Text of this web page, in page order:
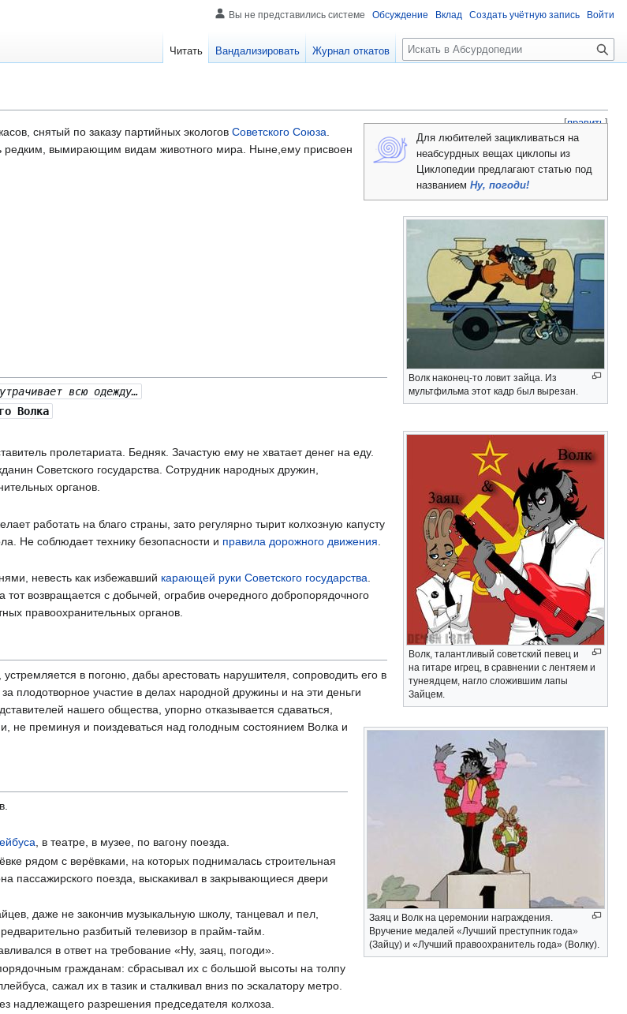
[править]
Для любителей зацикливаться на
неабсурдных вещах циклопы из
Циклопедии предлагают статью под
названием Ну, погоди!
Волк наконец-то ловит зайца. Из
мультфильма этот кадр был вырезан.
снятый по заказу партийных экологов Советского Союза.
редким, вымирающим видам животного мира. Ныне,ему присвоен
всю одежду…
Волка
Волк, талантливый советский певец и
на гитаре игрец, в сравнении с лентяем и
тунеядцем, нагло сложившим лапы
Зайцем.
пролетариата. Бедняк. Зачастую ему не хватает денег на еду.
Советского государства. Сотрудник народных дружин,
органов.
работать на благо страны, зато регулярно тырит колхозную капусту
Не соблюдает технику безопасности и правила дорожного движения
невесть как избежавший карающей руки Советского государства.
возвращается с добычей, ограбив очередного добропорядочного
правоохранительных органов.
Заяц и Волк на церемонии награждения.
Вручение медалей «Лучший преступник года»
(Зайцу) и «Лучший правоохранитель года» (Волку).
в погоню, дабы арестовать нарушителя, сопроводить его в
плодотворное участие в делах народной дружины и на эти деньги
нашего общества, упорно отказывается сдаваться,
не преминуя и поиздеваться над голодным состоянием Волка и
, в театре, в музее, по вагону поезда.
рядом с верёвками, на которых поднималась строительная
пассажирского поезда, выскакивал в закрывающиеся двери
даже не закончив музыкальную школу, танцевал и пел,
разбитый телевизор в прайм-тайм.
в ответ на требование «Ну, заяц, погоди».
гражданам: сбрасывал их с большой высоты на толпу
сажал их в тазик и сталкивал вниз по эскалатору метро.
надлежащего разрешения председателя колхоза.
Вы не представились системе Обсуждение Вклад Создать учётную запись Войти
Читать Вандализировать Журнал откатов
П
о
к